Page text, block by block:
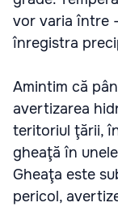
vor varia între
înregistra
Amintim că
avertizarea
teritoriul ţării,
gheaţă în
Gheaţa este
pericol,